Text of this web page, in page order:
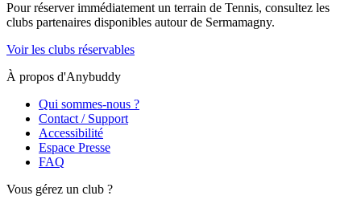
Pour réserver immédiatement un terrain de Tennis, consultez les
clubs partenaires disponibles autour de Sermamagny.
Voir les clubs réservables
À propos d'Anybuddy
Qui sommes-nous ?
Contact / Support
Accessibilité
Espace Presse
FAQ
Vous gérez un club ?